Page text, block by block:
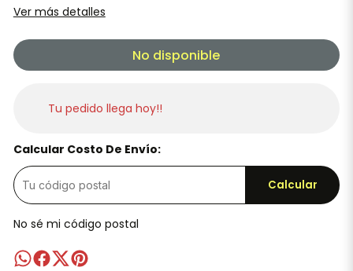
Ver más detalles
No disponible
Tu pedido llega hoy!!
Calcular Costo De Envío:
Calcular
No sé mi código postal